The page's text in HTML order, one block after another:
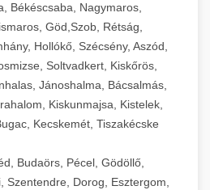
Békéscsaba, Nagymaros,
Göd,Szob, Rétság,
Hollókő, Szécsény, Aszód,
Soltvadkert, Kiskőrös,
Jánoshalma, Bácsalmás,
Kiskunmajsa, Kistelek,
Kecskemét, Tiszakécske
Budaörs, Pécel, Gödöllő,
Szentendre, Dorog, Esztergom,